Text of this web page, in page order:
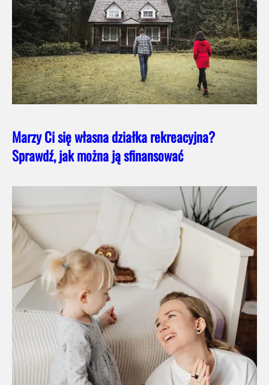
Marzy Ci się własna działka rekreacyjna?
Sprawdź, jak można ją sfinansować